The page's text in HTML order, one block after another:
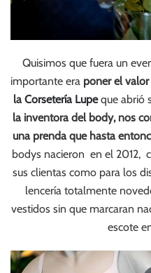
Quisimos que fuera un
importante era poner el
laCorsetería Lupeque abrió
la inventora del body, nos
una prenda que hasta
bodys nacieron en el 2012,
sus clientas como para los
lencería totalmente
vestidos sin que marcaran
escote